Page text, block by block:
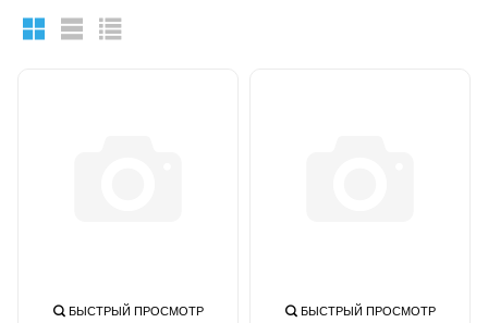
БЫСТРЫЙ ПРОСМОТР БЫСТРЫЙ ПРОСМОТР